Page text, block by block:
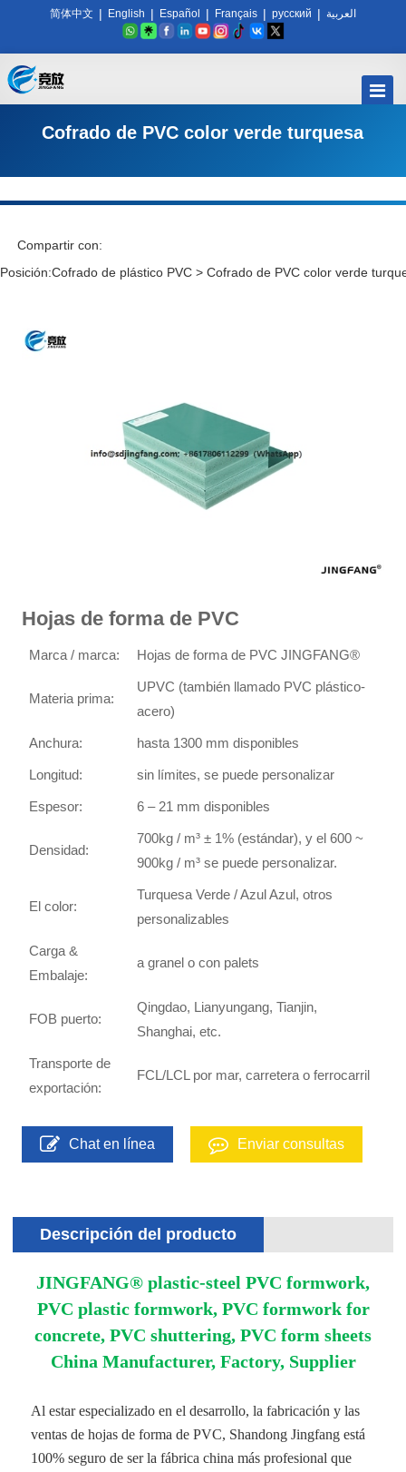
简体中文 | English | Español | Français | русский | العربية
Cofrado de PVC color verde turquesa
Compartir con:
Posición:Cofrado de plástico PVC > Cofrado de PVC color verde
Hojas de forma de PVC
Marca / marca: Hojas de forma de PVC JINGFANG®
Materia prima:
UPVC (también llamado PVC plástico-
acero)
Anchura: hasta 1300 mm disponibles
Longitud: sin límites, se puede personalizar
Espesor: 6 – 21 mm disponibles
Densidad:
700kg / m³ ± 1% (estándar), y el 600 ~
900kg / m³ se puede personalizar.
El color:
Turquesa Verde / Azul Azul, otros
personalizables
Carga &
Embalaje:
a granel o con palets
FOB puerto:
Qingdao, Lianyungang, Tianjin,
Shanghai, etc.
Transporte de
exportación:
FCL/LCL por mar, carretera o ferrocarril
Chat en línea Enviar consultas
Descripción del producto
JINGFANG® plastic-steel PVC formwork,
PVC plastic formwork, PVC formwork for
concrete, PVC shuttering, PVC form sheets
China Manufacturer, Factory, Supplier
Al estar especializado en el desarrollo, la fabricación y las
ventas de hojas de forma de PVC, Shandong Jingfang está
100% seguro de ser la fábrica china más profesional que